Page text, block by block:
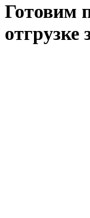
Готовим
отгрузке